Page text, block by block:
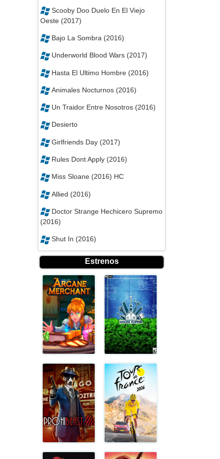
Scooby Doo Duelo En El Viejo
Oeste (2017)
Bajo La Sombra (2016)
Underworld Blood Wars (2017)
Hasta El Ultimo Hombre (2016)
Animales Nocturnos (2016)
Un Traidor Entre Nosotros (2016)
Desierto
Girlfriends Day (2017)
Rules Dont Apply (2016)
Miss Sloane (2016) HC
Allied (2016)
Doctor Strange Hechicero Supremo
(2016)
Shut In (2016)
Estrenos